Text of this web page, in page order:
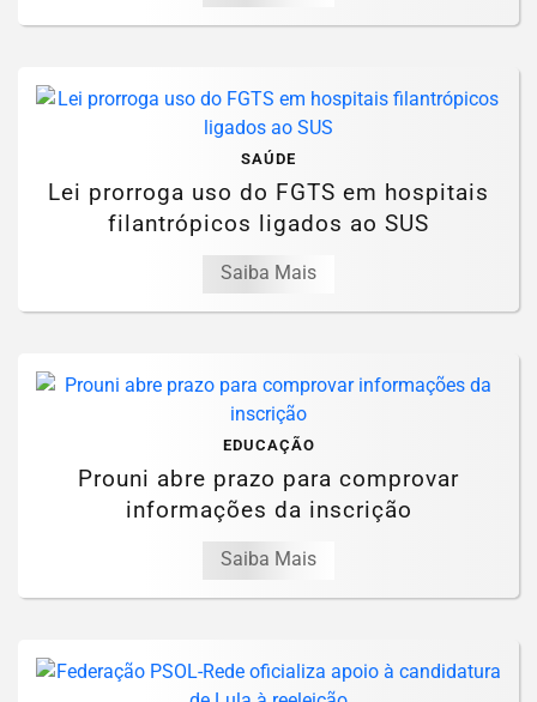
SAÚDE
Lei prorroga uso do FGTS em hospitais
filantrópicos ligados ao SUS
Saiba Mais
EDUCAÇÃO
Prouni abre prazo para comprovar
informações da inscrição
Saiba Mais